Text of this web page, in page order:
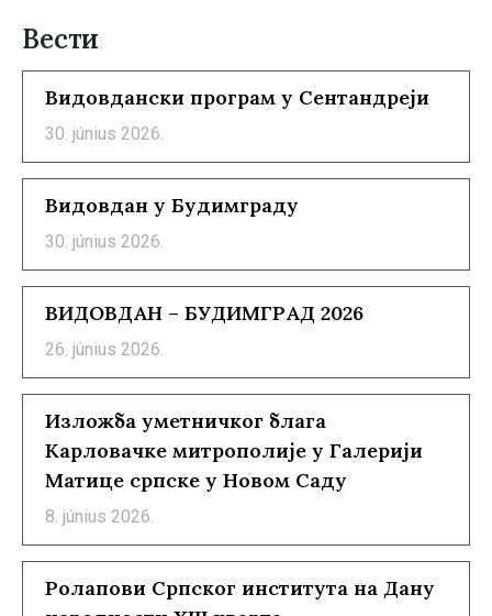
Вести
Видовдански програм у Сентандреји
30. június 2026.
Видовдан у Будимграду
30. június 2026.
ВИДОВДАН – БУДИМГРАД 2026
26. június 2026.
Изложба уметничког блага
Карловачке митрополије у Галерији
Матице српске у Новом Саду
8. június 2026.
Ролапови Српског института на Дану